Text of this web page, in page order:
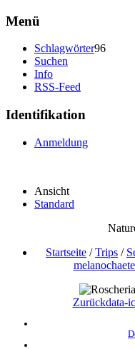
Menü
Schlagwörter96
Suchen
Info
RSS-Feed
Identifikation
Anmeldung
Ansicht
Standard
Startseite /Trips /
Zurückdata-